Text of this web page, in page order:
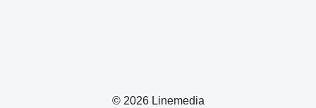
© 2026 Linemedia